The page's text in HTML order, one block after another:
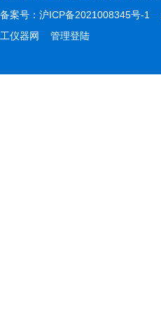
备案号： 沪ICP备2021008345号-1
工仪器网
管理登陆